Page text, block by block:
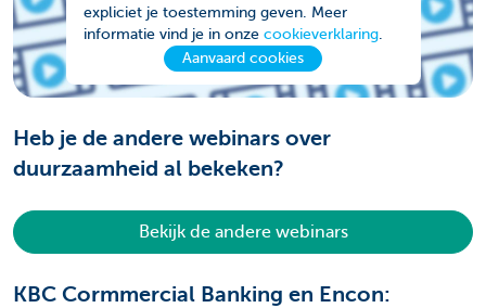
expliciet je toestemming geven. Meer
informatie vind je in onze cookieverklaring.
Aanvaard cookies
Heb je de andere webinars over
duurzaamheid al bekeken?
Bekijk de andere webinars
KBC Cormmercial Banking en Encon: